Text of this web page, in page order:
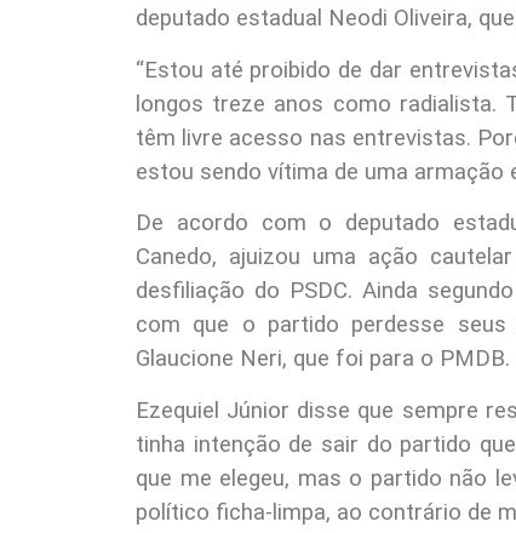
deputado estadual Neodi Oliveira,
“Estou até proibido de dar
longos treze anos como radialista.
têm livre acesso nas entrevistas.
estou sendo vítima de uma armação
De acordo com o deputado
Canedo, ajuizou uma ação
desfiliação do PSDC. Ainda
com que o partido perdesse
Glaucione Neri, que foi para o PMDB.
Ezequiel Júnior disse que sempre
tinha intenção de sair do partido
que me elegeu, mas o partido não
político ficha-limpa, ao contrário de